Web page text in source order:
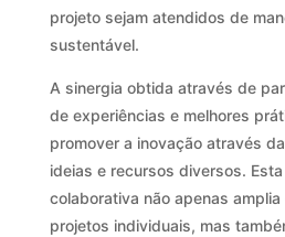
projeto sejam atendidos de
sustentável.
A sinergia obtida através de
de experiências e melhores
promover a inovação através
ideias e recursos diversos.
colaborativa não apenas
projetos individuais, mas